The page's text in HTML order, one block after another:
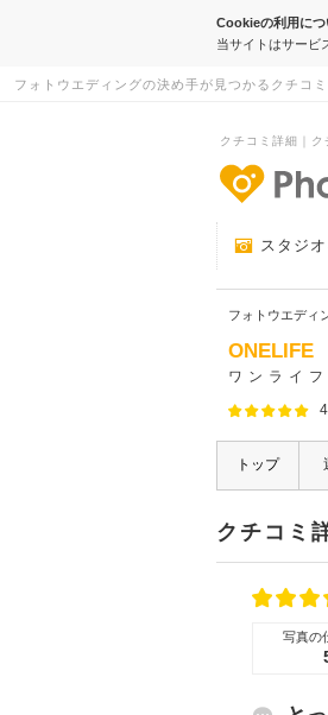
Cookieの利用につ
当サイトはサービ
フォトウエディングの決め手が見つかるクチコミ
クチコミ詳細｜
スタジ
フォトウエディ
ONELIFE
ワンライ
トップ
クチコミ
写真の